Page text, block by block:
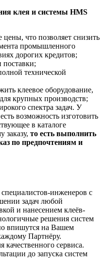
клея и системы HMS
что позволяет снизить
промышленного
дорогих кредитов;
поставки;
технической
клеевое оборудование,
крупных производств;
спектра задач. У
возможность изготовить
в каталоге
заказу, то есть выполнить
по предпочтениям и
инженеров с
задач любой
и нанесением клеёв-
решения систем
впишутся на Вашем
Партнёру.
сервиса.
до запуска систем